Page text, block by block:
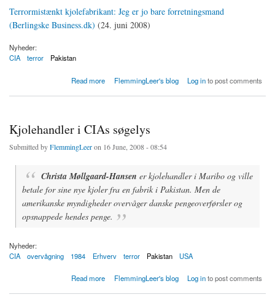
Terrormistænkt kjolefabrikant: Jeg er jo bare forretningsmand
(Berlingske Business.dk) (24. juni 2008)
Nyheder:
CIA
terror Pakistan
Read more
about Terrormistænkt kjolefabrikant: Jeg er jo bare forretningsmand
FlemmingLeer's blog Log into post comments
Kjolehandler i CIAs søgelys
Submitted byFlemmingLeeron 16 June, 2008 - 08:54
Christa Møllgaard-Hansen er kjolehandler i Maribo og ville
betale for sine nye kjoler fra en fabrik i Pakistan. Men de
amerikanske myndigheder overvåger danske pengeoverførsler og
opsnappede hendes penge.
Nyheder:
CIA
overvågning 1984 Erhverv terror Pakistan USA
Read more
about Kjolehandler i CIAs søgelys FlemmingLeer's blog Log into post comments